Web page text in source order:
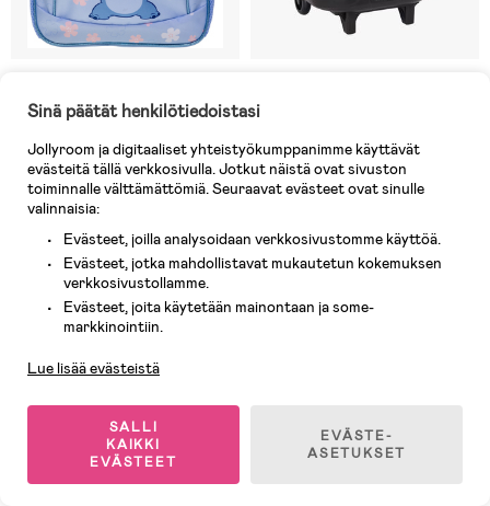
(0)
Disney Lilo and Stitch Reppu
10L, Vaaleansininen
27,90 €
Matkalaukku 33L
Superhinta
Öko-Tex
Sinä päätät henkilötiedoistasi
Jollyroom ja digitaaliset yhteistyökumppanimme käyttävät
evästeitä tällä verkkosivulla. Jotkut näistä ovat sivuston
toiminnalle välttämättömiä. Seuraavat evästeet ovat sinulle
valinnaisia:
Evästeet, joilla analysoidaan verkkosivustomme käyttöä.
Evästeet, jotka mahdollistavat mukautetun kokemuksen
verkkosivustollamme.
Evästeet, joita käytetään mainontaan ja some-
markkinointiin.
Lue lisää evästeistä
SALLI
KAIKKI
EVÄSTEET
EVÄSTE-
ASETUKSET